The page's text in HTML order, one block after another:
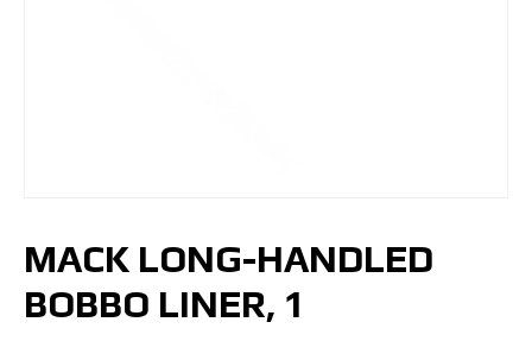
MACK LONG-HANDLED
BOBBO LINER, 1